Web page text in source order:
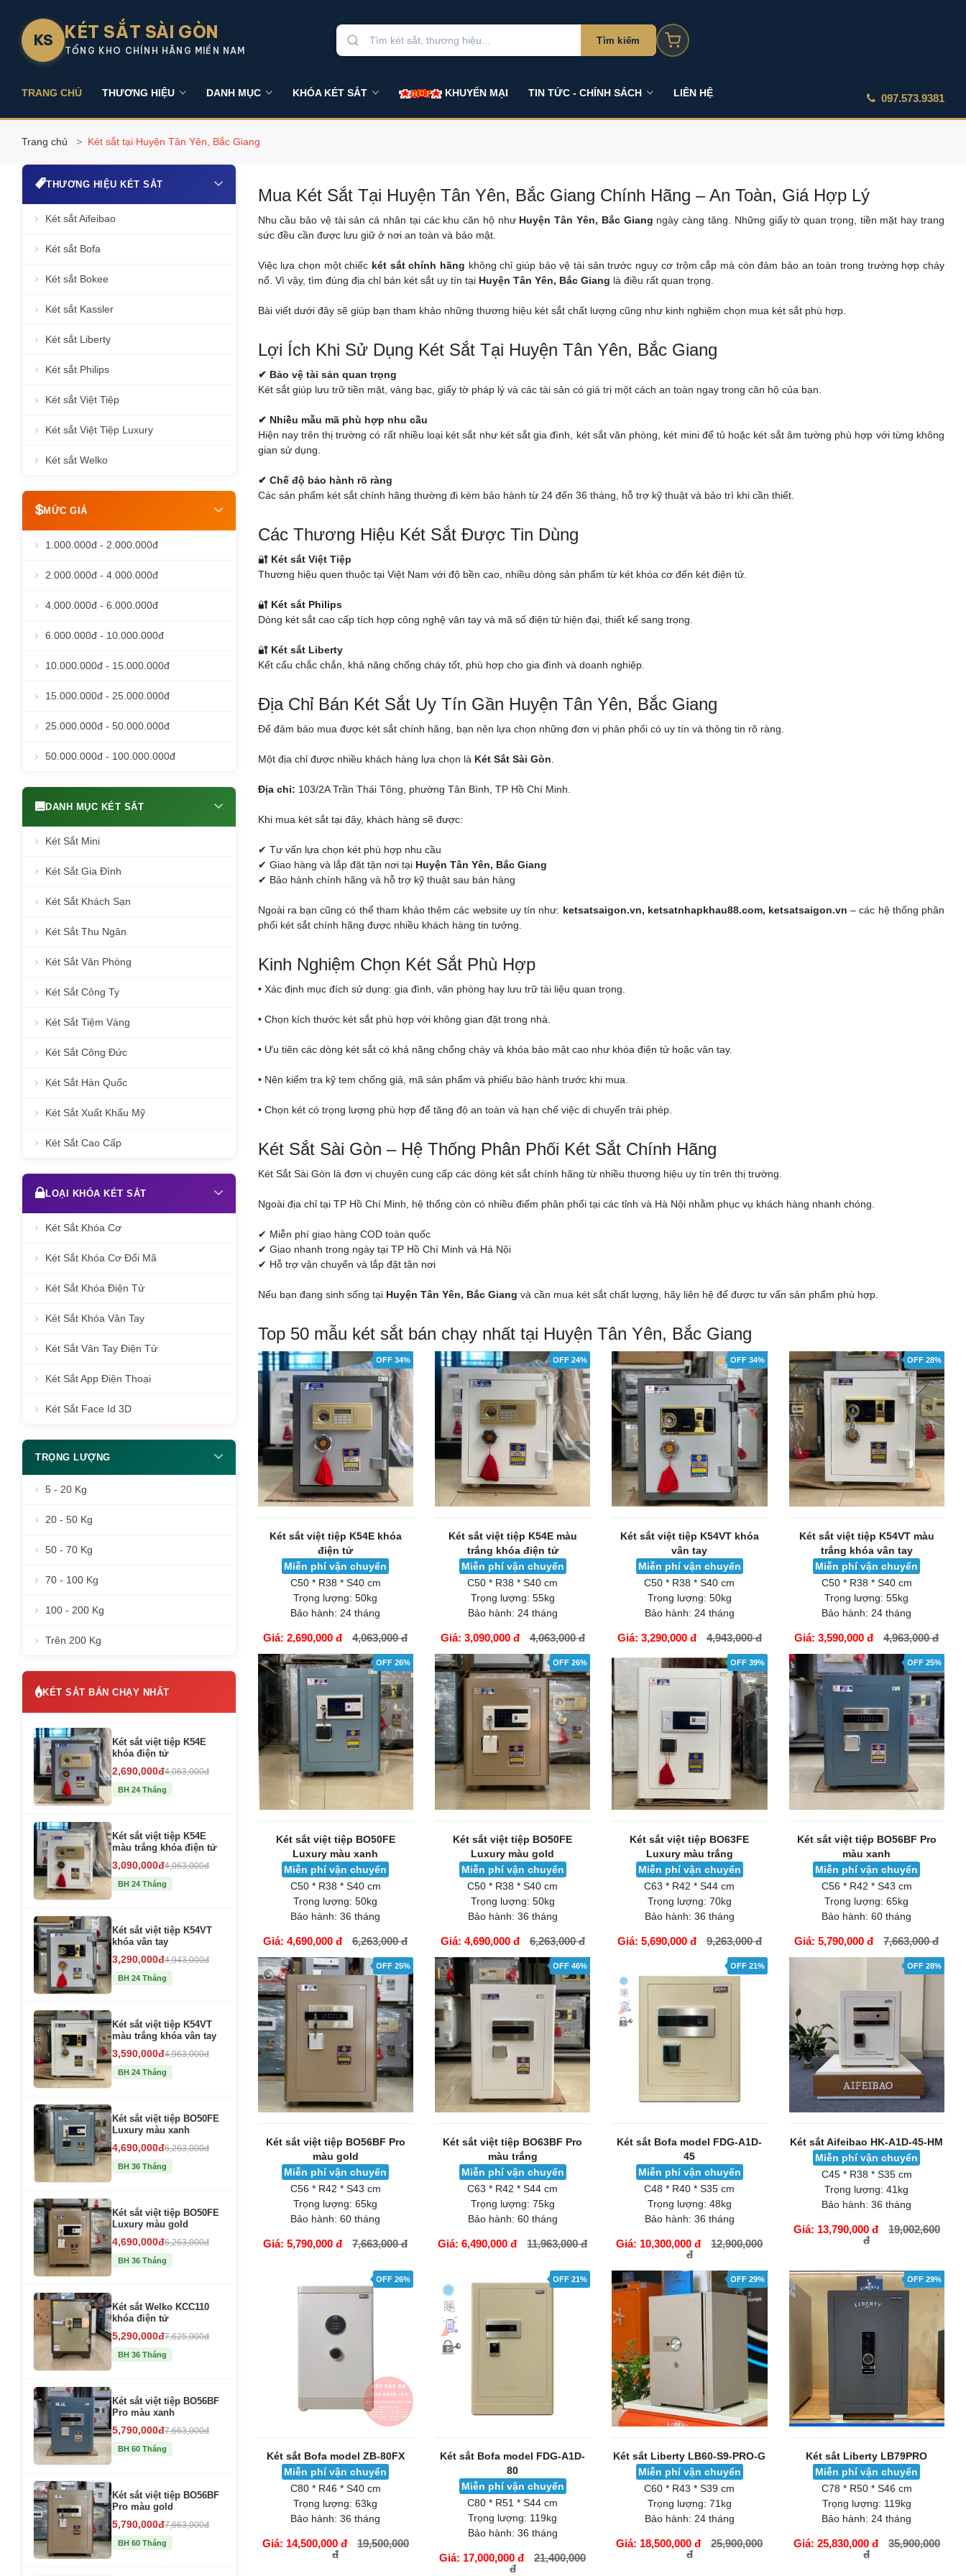
KS KÉT SẮT SÀI GÒN
TỔNG KHO CHÍNH HÃNG MIỀN NAM
Tìm kiếm
TRANG CHỦ THƯƠNG HIỆU DANH MỤC KHÓA KÉT SẮT KHUYẾN MẠI TIN TỨC - CHÍNH SÁCH LIÊN HỆ 097.573.9381
Trang chủ Két sắt tại Huyện Tân Yên, Bắc Giang
THƯƠNG HIỆU KÉT SẮT
Két sắt Aifeibao
Két sắt Bofa
Két sắt Bokee
Két sắt Kassler
Két sắt Liberty
Két sắt Philips
Két sắt Việt Tiệp
Két sắt Việt Tiệp Luxury
Két sắt Welko
MỨC GIÁ
1.000.000đ - 2.000.000đ
2.000.000đ - 4.000.000đ
4.000.000đ - 6.000.000đ
6.000.000đ - 10.000.000đ
10.000.000đ - 15.000.000đ
15.000.000đ - 25.000.000đ
25.000.000đ - 50.000.000đ
50.000.000đ - 100.000.000đ
DANH MỤC KÉT SẮT
Két Sắt Mini
Két Sắt Gia Đình
Két Sắt Khách Sạn
Két Sắt Thu Ngân
Két Sắt Văn Phòng
Két Sắt Công Ty
Két Sắt Tiệm Vàng
Két Sắt Công Đức
Két Sắt Hàn Quốc
Két Sắt Xuất Khẩu Mỹ
Két Sắt Cao Cấp
LOẠI KHÓA KÉT SẮT
Két Sắt Khóa Cơ
Két Sắt Khóa Cơ Đổi Mã
Két Sắt Khóa Điện Tử
Két Sắt Khóa Vân Tay
Két Sắt Vân Tay Điện Tử
Két Sắt App Điện Thoại
Két Sắt Face Id 3D
TRỌNG LƯỢNG
5 - 20 Kg
20 - 50 Kg
50 - 70 Kg
70 - 100 Kg
100 - 200 Kg
Trên 200 Kg
KÉT SẮT BÁN CHẠY NHẤT
Két sắt việt tiệp K54E
khóa điện tử
2,690,000đ4,063,000đ
BH 24 Tháng
Két sắt việt tiệp K54E
màu trắng khóa điện tử
3,090,000đ4,063,000đ
BH 24 Tháng
Két sắt việt tiệp K54VT
khóa vân tay
3,290,000đ4,943,000đ
BH 24 Tháng
Két sắt việt tiệp K54VT
màu trắng khóa vân tay
3,590,000đ4,963,000đ
BH 24 Tháng
Két sắt việt tiệp BO50FE
Luxury màu xanh
4,690,000đ6,263,000đ
BH 36 Tháng
Két sắt việt tiệp BO50FE
Luxury màu gold
4,690,000đ6,263,000đ
BH 36 Tháng
Két sắt Welko KCC110
khóa điện tử
5,290,000đ7,625,000đ
BH 36 Tháng
Két sắt việt tiệp BO56BF
Pro màu xanh
5,790,000đ7,663,000đ
BH 60 Tháng
Két sắt việt tiệp BO56BF
Pro màu gold
5,790,000đ7,663,000đ
BH 60 Tháng
Mua Két Sắt Tại Huyện Tân Yên, Bắc Giang Chính Hãng – An Toàn, Giá Hợp Lý
Nhu cầu bảo vệ tài sản cá nhân tại các khu căn hộ như Huyện Tân Yên, Bắc Giang ngày càng tăng. Những giấy tờ quan trọng, tiền mặt hay trang
sức đều cần được lưu giữ ở nơi an toàn và bảo mật.
Việc lựa chọn một chiếc két sắt chính hãng không chỉ giúp bảo vệ tài sản trước nguy cơ trộm cắp mà còn đảm bảo an toàn trong trường hợp cháy
nổ. Vì vậy, tìm đúng địa chỉ bán két sắt uy tín tại Huyện Tân Yên, Bắc Giang là điều rất quan trọng.
Bài viết dưới đây sẽ giúp bạn tham khảo những thương hiệu két sắt chất lượng cũng như kinh nghiệm chọn mua két sắt phù hợp.
Lợi Ích Khi Sử Dụng Két Sắt Tại Huyện Tân Yên, Bắc Giang
✔ Bảo vệ tài sản quan trọng
Két sắt giúp lưu trữ tiền mặt, vàng bạc, giấy tờ pháp lý và các tài sản có giá trị một cách an toàn ngay trong căn hộ của bạn.
✔ Nhiều mẫu mã phù hợp nhu cầu
Hiện nay trên thị trường có rất nhiều loại két sắt như két sắt gia đình, két sắt văn phòng, két mini để tủ hoặc két sắt âm tường phù hợp với từng không
gian sử dụng.
✔ Chế độ bảo hành rõ ràng
Các sản phẩm két sắt chính hãng thường đi kèm bảo hành từ 24 đến 36 tháng, hỗ trợ kỹ thuật và bảo trì khi cần thiết.
Các Thương Hiệu Két Sắt Được Tin Dùng
🔐 Két sắt Việt Tiệp
Thương hiệu quen thuộc tại Việt Nam với độ bền cao, nhiều dòng sản phẩm từ két khóa cơ đến két điện tử.
🔐 Két sắt Philips
Dòng két sắt cao cấp tích hợp công nghệ vân tay và mã số điện tử hiện đại, thiết kế sang trọng.
🔐 Két sắt Liberty
Kết cấu chắc chắn, khả năng chống cháy tốt, phù hợp cho gia đình và doanh nghiệp.
Địa Chỉ Bán Két Sắt Uy Tín Gần Huyện Tân Yên, Bắc Giang
Để đảm bảo mua được két sắt chính hãng, bạn nên lựa chọn những đơn vị phân phối có uy tín và thông tin rõ ràng.
Một địa chỉ được nhiều khách hàng lựa chọn là Két Sắt Sài Gòn
Địa chỉ: 103/2A Trần Thái Tông, phường Tân Bình, TP Hồ Chí Minh.
Khi mua két sắt tại đây, khách hàng sẽ được:
✔ Tư vấn lựa chọn két phù hợp nhu cầu
✔ Giao hàng và lắp đặt tận nơi tại Huyện Tân Yên, Bắc Giang
✔ Bảo hành chính hãng và hỗ trợ kỹ thuật sau bán hàng
Ngoài ra bạn cũng có thể tham khảo thêm các website uy tín như: ketsatsaigon.vn, ketsatnhapkhau88.com, ketsatsaigon.vn – các hệ thống phân
phối két sắt chính hãng được nhiều khách hàng tin tưởng.
Kinh Nghiệm Chọn Két Sắt Phù Hợp
• Xác định mục đích sử dụng: gia đình, văn phòng hay lưu trữ tài liệu quan trọng.
• Chọn kích thước két sắt phù hợp với không gian đặt trong nhà.
• Ưu tiên các dòng két sắt có khả năng chống cháy và khóa bảo mật cao như khóa điện tử hoặc vân tay.
• Nên kiểm tra kỹ tem chống giả, mã sản phẩm và phiếu bảo hành trước khi mua.
• Chọn két có trọng lượng phù hợp để tăng độ an toàn và hạn chế việc di chuyển trái phép.
Két Sắt Sài Gòn – Hệ Thống Phân Phối Két Sắt Chính Hãng
Két Sắt Sài Gòn là đơn vị chuyên cung cấp các dòng két sắt chính hãng từ nhiều thương hiệu uy tín trên thị trường.
Ngoài địa chỉ tại TP Hồ Chí Minh, hệ thống còn có nhiều điểm phân phối tại các tỉnh và Hà Nội nhằm phục vụ khách hàng nhanh chóng.
✔ Miễn phí giao hàng COD toàn quốc
✔ Giao nhanh trong ngày tại TP Hồ Chí Minh và Hà Nội
✔ Hỗ trợ vận chuyển và lắp đặt tận nơi
Nếu bạn đang sinh sống tại Huyện Tân Yên, Bắc Giang và cần mua két sắt chất lượng, hãy liên hệ để được tư vấn sản phẩm phù hợp.
Top 50 mẫu két sắt bán chạy nhất tại Huyện Tân Yên, Bắc Giang
OFF 34%
Két sắt việt tiệp K54E khóa
điện tử
Miễn phí vận chuyển
C50 * R38 * S40 cm
Trọng lượng: 50kg
Bảo hành: 24 tháng
Giá: 2,690,000 đ 4,063,000 đ
GIỎ HÀNG
OFF 24%
Két sắt việt tiệp K54E màu
trắng khóa điện tử
Miễn phí vận chuyển
C50 * R38 * S40 cm
Trọng lượng: 55kg
Bảo hành: 24 tháng
Giá: 3,090,000 đ 4,063,000 đ
GIỎ HÀNG
OFF 34%
Két sắt việt tiệp K54VT khóa
vân tay
Miễn phí vận chuyển
C50 * R38 * S40 cm
Trọng lượng: 50kg
Bảo hành: 24 tháng
Giá: 3,290,000 đ 4,943,000 đ
GIỎ HÀNG
OFF 28%
Két sắt việt tiệp K54VT màu
trắng khóa vân tay
Miễn phí vận chuyển
C50 * R38 * S40 cm
Trọng lượng: 55kg
Bảo hành: 24 tháng
Giá: 3,590,000 đ 4,963,000 đ
GIỎ HÀNG
OFF 26%
Két sắt việt tiệp BO50FE
Luxury màu xanh
Miễn phí vận chuyển
C50 * R38 * S40 cm
Trọng lượng: 50kg
Bảo hành: 36 tháng
Giá: 4,690,000 đ 6,263,000 đ
GIỎ HÀNG
OFF 26%
Két sắt việt tiệp BO50FE
Luxury màu gold
Miễn phí vận chuyển
C50 * R38 * S40 cm
Trọng lượng: 50kg
Bảo hành: 36 tháng
Giá: 4,690,000 đ 6,263,000 đ
GIỎ HÀNG
OFF 39%
Két sắt việt tiệp BO63FE
Luxury màu trắng
Miễn phí vận chuyển
C63 * R42 * S44 cm
Trọng lượng: 70kg
Bảo hành: 36 tháng
Giá: 5,690,000 đ 9,263,000 đ
GIỎ HÀNG
OFF 25%
Két sắt việt tiệp BO56BF Pro
màu xanh
Miễn phí vận chuyển
C56 * R42 * S43 cm
Trọng lượng: 65kg
Bảo hành: 60 tháng
Giá: 5,790,000 đ 7,663,000 đ
GIỎ HÀNG
OFF 25%
Két sắt việt tiệp BO56BF Pro
màu gold
Miễn phí vận chuyển
C56 * R42 * S43 cm
Trọng lượng: 65kg
Bảo hành: 60 tháng
Giá: 5,790,000 đ 7,663,000 đ
OFF 46%
Két sắt việt tiệp BO63BF Pro
màu trắng
Miễn phí vận chuyển
C63 * R42 * S44 cm
Trọng lượng: 75kg
Bảo hành: 60 tháng
Giá: 6,490,000 đ 11,963,000 đ
OFF 21%
Két sắt Bofa model FDG-A1D-
45
Miễn phí vận chuyển
C48 * R40 * S35 cm
Trọng lượng: 48kg
Bảo hành: 36 tháng
Giá: 10,300,000 đ
12,900,000
đ
OFF 28%
Két sắt Aifeibao HK-A1D-45-HM
Miễn phí vận chuyển
C45 * R38 * S35 cm
Trọng lượng: 41kg
Bảo hành: 36 tháng
Giá: 13,790,000 đ
19,002,600
đ
OFF 26%
Két sắt Bofa model ZB-80FX
Miễn phí vận chuyển
C80 * R46 * S40 cm
Trọng lượng: 63kg
Bảo hành: 36 tháng
Giá: 14,500,000 đ
19,500,000
đ
OFF 21%
Két sắt Bofa model FDG-A1D-
80
Miễn phí vận chuyển
C80 * R51 * S44 cm
Trọng lượng: 119kg
Bảo hành: 36 tháng
Giá: 17,000,000 đ
21,400,000
đ
OFF 29%
Két sắt Liberty LB60-S9-PRO-G
Miễn phí vận chuyển
C60 * R43 * S39 cm
Trọng lượng: 71kg
Bảo hành: 24 tháng
Giá: 18,500,000 đ
25,900,000
đ
OFF 29%
Két sắt Liberty LB79PRO
Miễn phí vận chuyển
C78 * R50 * S46 cm
Trọng lượng: 119kg
Bảo hành: 24 tháng
Giá: 25,830,000 đ
35,900,000
đ